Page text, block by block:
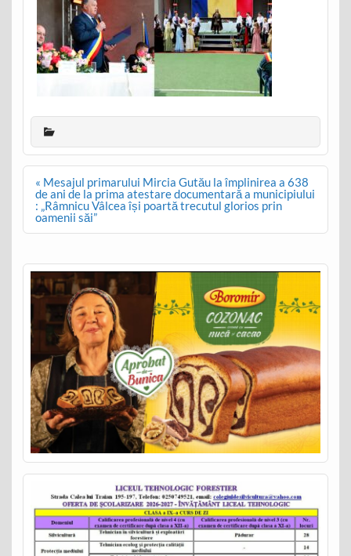
Post
navigation
« Mesajul primarului Mircia Gutău la împlinirea a 638
de ani de la prima atestare documentară a municipiului
: „Râmnicu Vâlcea își poartă trecutul glorios prin
oamenii săi”